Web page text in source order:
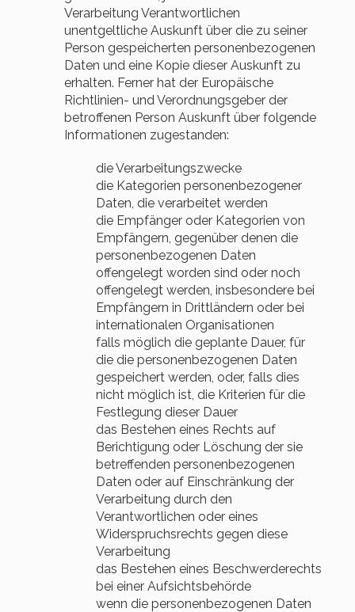
Verarbeitung Verantwortlichen
unentgeltliche Auskunft über die zu seiner
Person gespeicherten personenbezogenen
Daten und eine Kopie dieser Auskunft zu
erhalten. Ferner hat der Europäische
Richtlinien- und Verordnungsgeber der
betroffenen Person Auskunft über folgende
Informationen zugestanden:
die Verarbeitungszwecke
die Kategorien personenbezogener
Daten, die verarbeitet werden
die Empfänger oder Kategorien von
Empfängern, gegenüber denen die
personenbezogenen Daten
offengelegt worden sind oder noch
offengelegt werden, insbesondere bei
Empfängern in Drittländern oder bei
internationalen Organisationen
falls möglich die geplante Dauer, für
die die personenbezogenen Daten
gespeichert werden, oder, falls dies
nicht möglich ist, die Kriterien für die
Festlegung dieser Dauer
das Bestehen eines Rechts auf
Berichtigung oder Löschung der sie
betreffenden personenbezogenen
Daten oder auf Einschränkung der
Verarbeitung durch den
Verantwortlichen oder eines
Widerspruchsrechts gegen diese
Verarbeitung
das Bestehen eines Beschwerderechts
bei einer Aufsichtsbehörde
wenn die personenbezogenen Daten